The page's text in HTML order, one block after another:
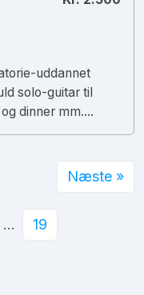
uddannet
solo-guitar til
dinner mm....
… 19
Næste »